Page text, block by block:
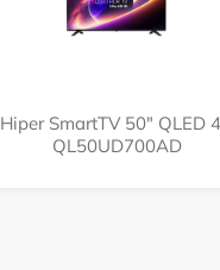
Hiper SmartTV 50" QLED
QL50UD700AD